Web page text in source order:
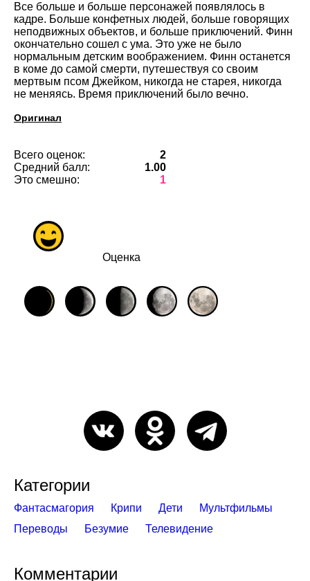
Все больше и больше персонажей появлялось в
кадре. Больше конфетных людей, больше говорящих
неподвижных объектов, и больше приключений. Финн
окончательно сошел с ума. Это уже не было
нормальным детским воображением. Финн останется
в коме до самой смерти, путешествуя со своим
мертвым псом Джейком, никогда не старея, никогда
не меняясь. Время приключений было вечно.
Оригинал
Всего оценок:
2
Средний балл:
1.00
Это смешно:
1
Оценка
Категории
Фантасмагория Крипи Дети
Мультфильмы
Переводы
Безумие Телевидение
Комментарии